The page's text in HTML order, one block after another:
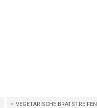
VEGETARISCHE BRATSTREIFEN